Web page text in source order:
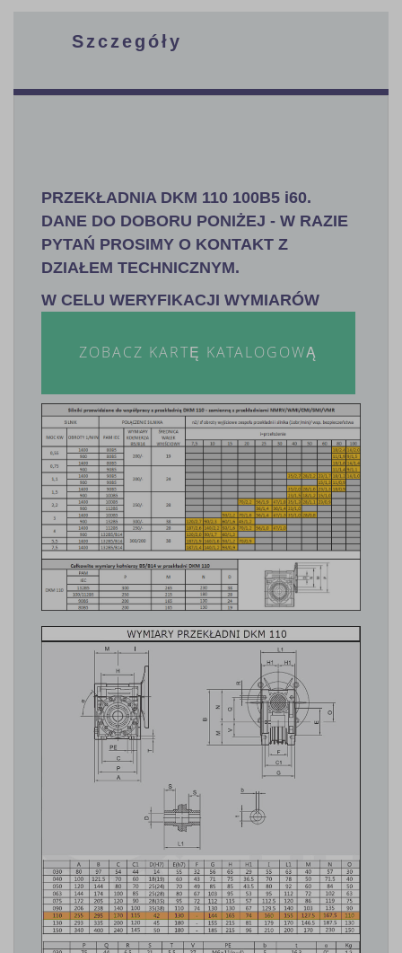
Szczegóły
PRZEKŁADNIA DKM 110 100B5 i60.
DANE DO DOBORU PONIŻEJ - W RAZIE
PYTAŃ PROSIMY O KONTAKT Z
DZIAŁEM TECHNICZNYM.
W CELU WERYFIKACJI WYMIARÓW
ZOBACZ KARTĘ KATALOGOWĄ